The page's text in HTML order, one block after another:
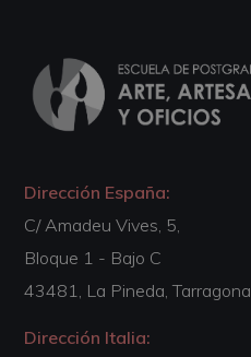
Dirección España:
C/ Amadeu Vives, 5,
Bloque 1 - Bajo C
43481, La Pineda, Tarragona
Dirección Italia: